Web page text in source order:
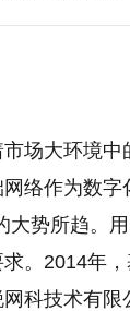
场大环境
络作为数
大势所趋。
。2014年
科技术有限